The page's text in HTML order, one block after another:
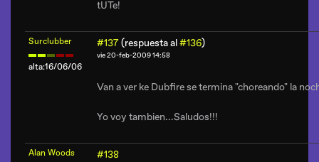
tUTe!
Surclubber
alta:16/06/06
#137(respuesta al#136)
vie 20-feb-2009 14:58
Van a ver ke Dubfire se termina "choreando" la
Yo voy tambien...Saludos!!!
Alan Woods #138